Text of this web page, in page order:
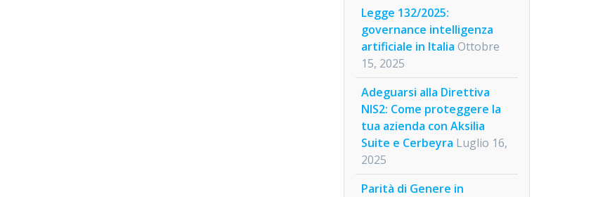
Legge 132/2025:
governance intelligenza
artificiale in Italia Ottobre
15, 2025
Adeguarsi alla Direttiva
NIS2: Come proteggere la
tua azienda con Aksilia
Suite e Cerbeyra Luglio 16,
2025
Parità di Genere in